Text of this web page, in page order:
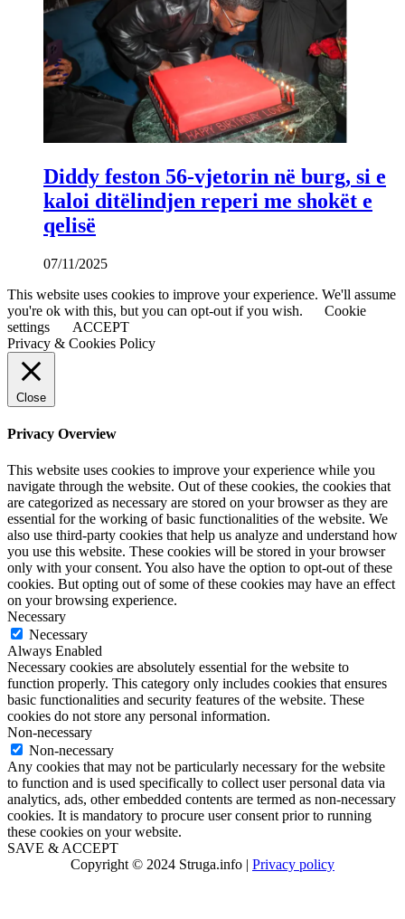
Diddy feston 56-vjetorin në burg, si e
kaloi ditëlindjen reperi me shokët e
qelisë
07/11/2025
This website uses cookies to improve your experience. We'll assume
you're ok with this, but you can opt-out if you wish.
Cookie
settings
ACCEPT
Privacy & Cookies Policy
Close
Privacy Overview
This website uses cookies to improve your experience while you
navigate through the website. Out of these cookies, the cookies that
are categorized as necessary are stored on your browser as they are
essential for the working of basic functionalities of the website. We
also use third-party cookies that help us analyze and understand how
you use this website. These cookies will be stored in your browser
only with your consent. You also have the option to opt-out of these
cookies. But opting out of some of these cookies may have an effect
on your browsing experience.
Necessary
Necessary
Always Enabled
Necessary cookies are absolutely essential for the website to
function properly. This category only includes cookies that ensures
basic functionalities and security features of the website. These
cookies do not store any personal information.
Non-necessary
Non-necessary
Any cookies that may not be particularly necessary for the website
to function and is used specifically to collect user personal data via
analytics, ads, other embedded contents are termed as non-necessary
cookies. It is mandatory to procure user consent prior to running
these cookies on your website.
SAVE & ACCEPT
Copyright © 2024 Struga.info | Privacy policy